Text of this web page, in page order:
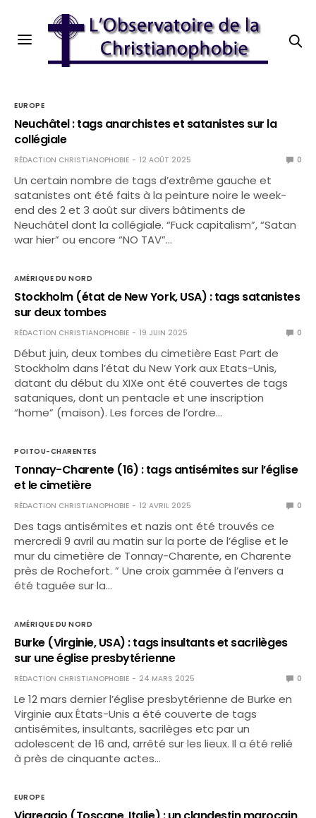
EUROPE
Neuchâtel : tags anarchistes et satanistes sur la
collégiale
RÉDACTION CHRISTIANOPHOBIE 12 AOÛT 2025 0
Un certain nombre de tags d’extrême gauche et
satanistes ont été faits à la peinture noire le week-
end des 2 et 3 août sur divers bâtiments de
Neuchâtel dont la collégiale. “Fuck capitalism”, “Satan
war hier” ou encore “NO TAV”…
AMÉRIQUE DU NORD
Stockholm (état de New York, USA) : tags satanistes
sur deux tombes
RÉDACTION CHRISTIANOPHOBIE 19 JUIN 2025 0
Début juin, deux tombes du cimetière East Part de
Stockholm dans l’état du New York aux Etats-Unis,
datant du début du XIXe ont été couvertes de tags
sataniques, dont un pentacle et une inscription
“home” (maison). Les forces de l’ordre…
POITOU-CHARENTES
Tonnay-Charente (16) : tags antisémites sur l’église
et le cimetière
RÉDACTION CHRISTIANOPHOBIE 12 AVRIL 2025 0
Des tags antisémites et nazis ont été trouvés ce
mercredi 9 avril au matin sur la porte de l’église et le
mur du cimetière de Tonnay-Charente, en Charente
près de Rochefort. ” Une croix gammée à l’envers a
été taguée sur la…
AMÉRIQUE DU NORD
Burke (Virginie, USA) : tags insultants et sacrilèges
sur une église presbytérienne
RÉDACTION CHRISTIANOPHOBIE 24 MARS 2025 0
Le 12 mars dernier l’église presbytérienne de Burke en
Virginie aux États-Unis a été couverte de tags
antisémites, insultants, sacrilèges etc par un
adolescent de 16 and, arrêté sur les lieux. Il a été relié
à près de cinquante actes…
EUROPE